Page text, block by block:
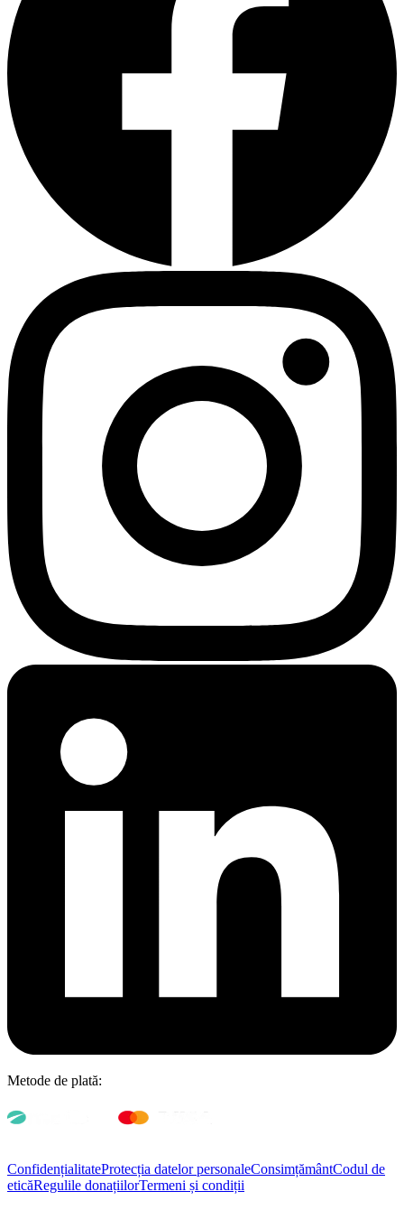
Metode de plată:
ConfidențialitateProtecția datelor personaleConsimțământCodul de
eticăRegulile donațiilorTermeni și condiții